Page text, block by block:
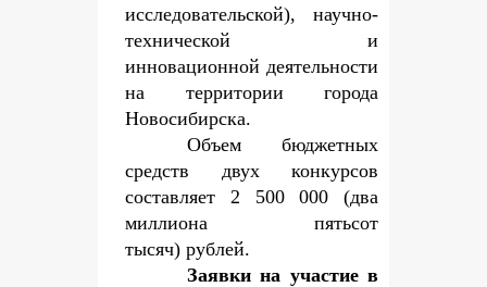
исследовательской), научно-
технической и
инновационной деятельности
на территории города
Новосибирска.
Объем бюджетных
средств двух конкурсов
составляет 2 500 000 (два
миллиона пятьсот
тысяч) рублей.
Заявки на участие в